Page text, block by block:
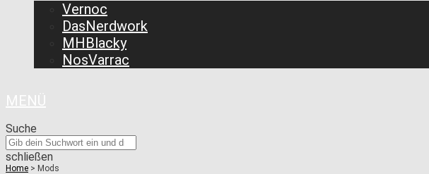
Vernoc
DasNerdwork
MHBlacky
NosVarrac
MENÜ
Suche
schließen
Home > Mods